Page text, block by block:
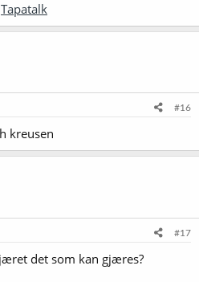
Tapatalk
#16
kreusen
#17
det som kan gjæres?